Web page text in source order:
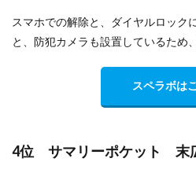
スマホでの解除と、ダイヤルロック
と、防犯カメラも設置しているため
スペラボは
4位 サマリーポケット 末